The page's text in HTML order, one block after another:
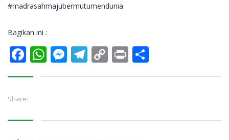
#madrasahmajubermutumendunia
Bagikan ini :
Facebook
WhatsApp
Messenger
Telegram
Copy
Link
Print
Share: